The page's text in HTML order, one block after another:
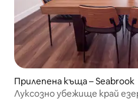
Прилепена къща – Seabrook
Луксозно убежище край